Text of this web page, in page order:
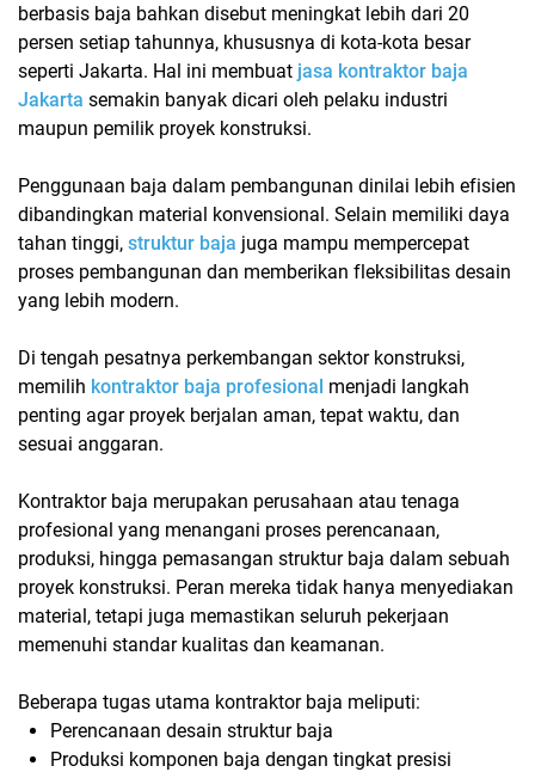
berbasis baja bahkan disebut meningkat lebih dari 20
persen setiap tahunnya, khususnya di kota-kota besar
seperti Jakarta. Hal ini membuat jasa kontraktor baja
Jakarta semakin banyak dicari oleh pelaku industri
maupun pemilik proyek konstruksi.
Penggunaan baja dalam pembangunan dinilai lebih efisien
dibandingkan material konvensional. Selain memiliki daya
tahan tinggi, struktur baja juga mampu mempercepat
proses pembangunan dan memberikan fleksibilitas desain
yang lebih modern.
Di tengah pesatnya perkembangan sektor konstruksi,
memilih kontraktor baja profesional menjadi langkah
penting agar proyek berjalan aman, tepat waktu, dan
sesuai anggaran.
Kontraktor baja merupakan perusahaan atau tenaga
profesional yang menangani proses perencanaan,
produksi, hingga pemasangan struktur baja dalam sebuah
proyek konstruksi. Peran mereka tidak hanya menyediakan
material, tetapi juga memastikan seluruh pekerjaan
memenuhi standar kualitas dan keamanan.
Beberapa tugas utama kontraktor baja meliputi:
Perencanaan desain struktur baja
Produksi komponen baja dengan tingkat presisi